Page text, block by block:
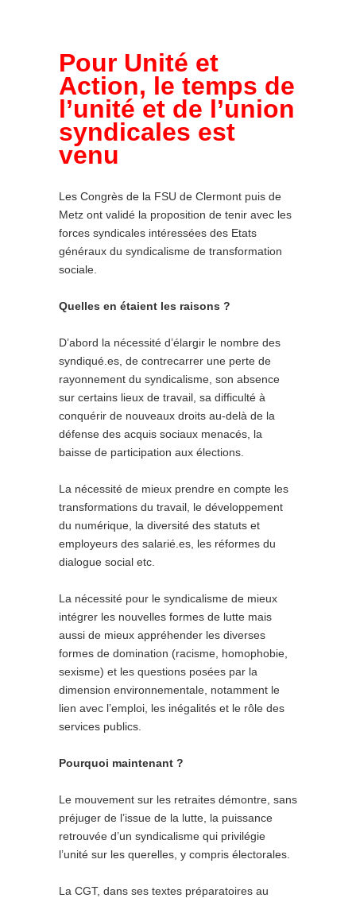
Pour Unité et
Action, le temps de
l’unité et de l’union
syndicales est
venu
Les Congrès de la FSU de Clermont puis de
Metz ont validé la proposition de tenir avec les
forces syndicales intéressées des Etats
généraux du syndicalisme de transformation
sociale.
Quelles en étaient les raisons ?
D’abord la nécessité d’élargir le nombre des
syndiqué.es, de contrecarrer une perte de
rayonnement du syndicalisme, son absence
sur certains lieux de travail, sa difficulté à
conquérir de nouveaux droits au-delà de la
défense des acquis sociaux menacés, la
baisse de participation aux élections.
La nécessité de mieux prendre en compte les
transformations du travail, le développement
du numérique, la diversité des statuts et
employeurs des salarié.es, les réformes du
dialogue social etc.
La nécessité pour le syndicalisme de mieux
intégrer les nouvelles formes de lutte mais
aussi de mieux appréhender les diverses
formes de domination (racisme, homophobie,
sexisme) et les questions posées par la
dimension environnementale, notamment le
lien avec l’emploi, les inégalités et le rôle des
services publics.
Pourquoi maintenant ?
Le mouvement sur les retraites démontre, sans
préjuger de l’issue de la lutte, la puissance
retrouvée d’un syndicalisme qui privilégie
l’unité sur les querelles, y compris électorales.
La CGT, dans ses textes préparatoires au